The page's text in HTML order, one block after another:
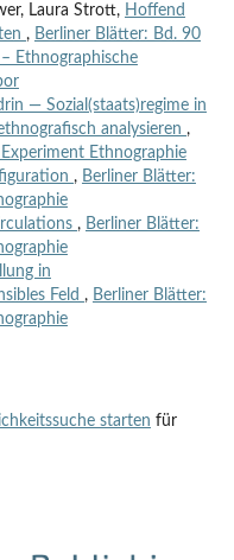
Laura Strott, Hoffend
, Berliner Blätter: Bd. 90
Ethnographische
— Sozial(staats)regime in
analysieren ,
Ethnographie
, Berliner Blätter:
, Berliner Blätter:
in
Feld , Berliner Blätter:
starten für